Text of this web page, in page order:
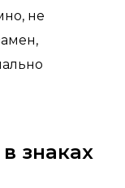
не
знаках